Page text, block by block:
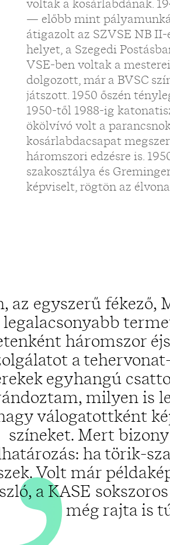
voltak a kosárlabdának.
— előbb mint
átigazolt az SZVSE NB
helyet, a Szegedi
VSE-ben voltak a
dolgozott, már a BVSC
játszott. 1950 őszén
1950-től 1988-ig
ökölvívó volt a
kosárlabdacsapat
háromszori edzésre is.
szakosztálya és
képviselt, rögtön az
az egyszerű fékező,
legalacsonyabb
háromszor
a
egyhangú
milyen is
válogatottként
színeket. Mert
ha törik-
Volt már
a KASE
még rajta is